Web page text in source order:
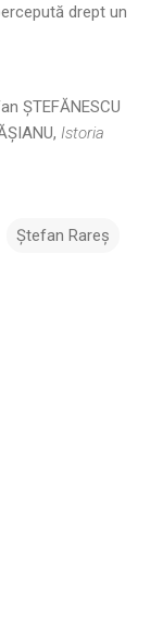
drept un
ŞTEFĂNESCU
Istoria
Ștefan Rareș